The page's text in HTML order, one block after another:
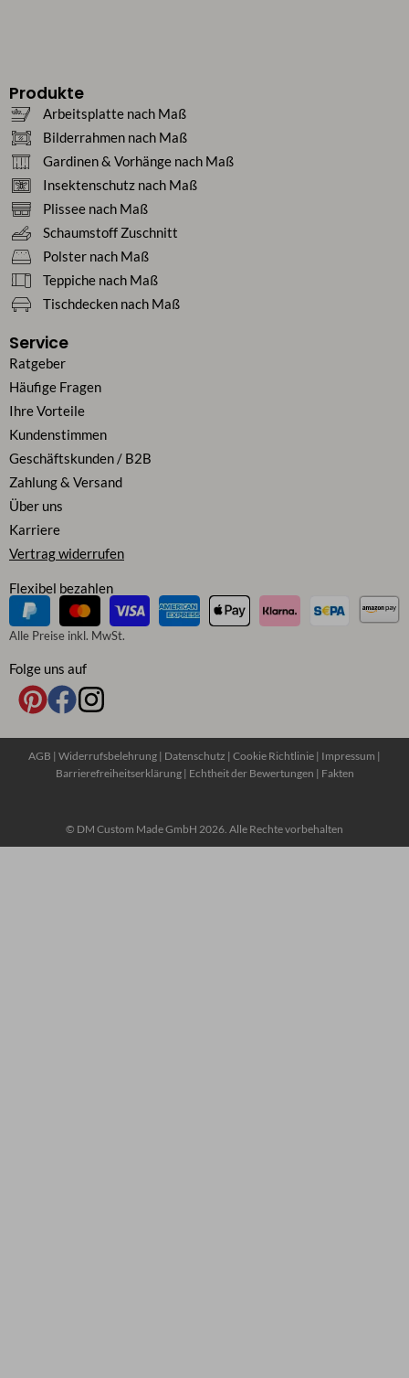
Produkte
Arbeitsplatte nach Maß
Bilderrahmen nach Maß
Gardinen & Vorhänge nach Maß
Insektenschutz nach Maß
Plissee nach Maß
Schaumstoff Zuschnitt
Polster nach Maß
Teppiche nach Maß
Tischdecken nach Maß
Service
Ratgeber
Häufige Fragen
Ihre Vorteile
Kundenstimmen
Geschäftskunden / B2B
Zahlung & Versand
Über uns
Karriere
Vertrag widerrufen
Flexibel bezahlen
Alle Preise inkl. MwSt.
Folge uns auf
© DM Custom Made GmbH 2026. Alle Rechte vorbehalten
AGB | Widerrufsbelehrung | Datenschutz | Cookie Richtlinie | Impressum |
Barrierefreiheitserklärung| Echtheit der Bewertungen | Fakten